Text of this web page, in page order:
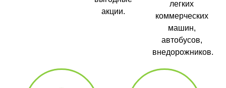
акции.
легких
коммерческих
машин,
автобусов,
внедорожников.